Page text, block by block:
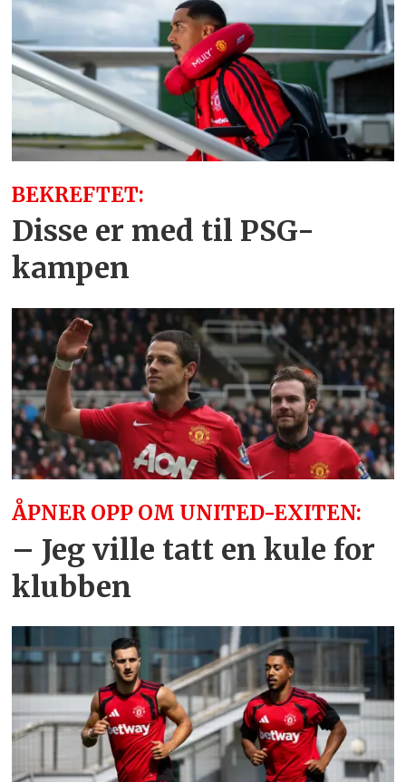
BEKREFTET:
Disse er med til PSG-
kampen
ÅPNER OPP OM UNITED-EXITEN:
– Jeg ville tatt en kule for
klubben